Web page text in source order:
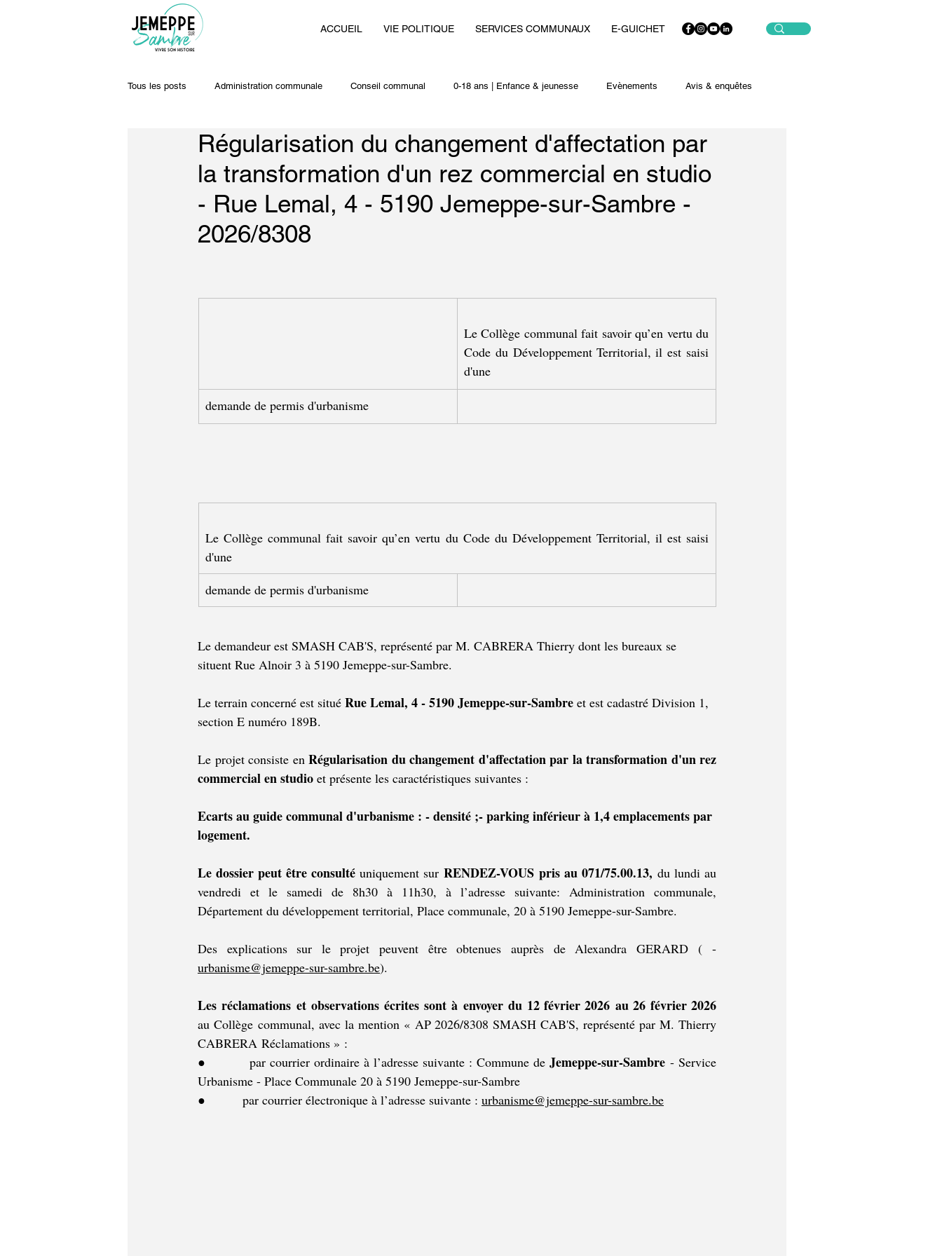
ACCUEIL VIE POLITIQUE SERVICES COMMUNAUX E-GUICHET
Tous les posts Administration communale Conseil communal 0-18 ans | Enfance & jeunesse Evènements Avis & enquêtes
Travaux & voiries Offres d'emploi Autres actualités
Régularisation du changement d'affectation par
la transformation d'un rez commercial en studio
- Rue Lemal, 4 - 5190 Jemeppe-sur-Sambre -
2026/8308
Le Collège communal fait savoir qu’en vertu du
Code du Développement Territorial, il est saisi
d'une
demande de permis d'urbanisme
Le Collège communal fait savoir qu’en vertu du Code du Développement Territorial, il est saisi
d'une
demande de permis d'urbanisme
Le demandeur est SMASH CAB'S, représenté par M. CABRERA Thierry dont les bureaux se
situent Rue Alnoir 3 à 5190 Jemeppe-sur-Sambre.
Le terrain concerné est situé Rue Lemal, 4 - 5190 Jemeppe-sur-Sambre et est cadastré Division 1,
section E numéro 189B.
Le projet consiste en Régularisation du changement d'affectation par la transformation d'un rez
commercial en studio et présente les caractéristiques suivantes :
Ecarts au guide communal d'urbanisme : - densité ;- parking inférieur à 1,4 emplacements par
logement.
Le dossier peut être consulté uniquement sur RENDEZ-VOUS pris au 071/75.00.13, du lundi au
vendredi et le samedi de 8h30 à 11h30, à l’adresse suivante: Administration communale,
Département du développement territorial, Place communale, 20 à 5190 Jemeppe-sur-Sambre.
urbanisme@jemeppe-sur-sambre.be).
au Collège communal, avec la mention « AP 2026/8308 SMASH CAB'S, représenté par M. Thierry
CABRERA Réclamations » :
●         par courrier ordinaire à l’adresse suivante : Commune de Jemeppe-sur-Sambre - Service
Urbanisme - Place Communale 20 à 5190 Jemeppe-sur-Sambre
●         par courrier électronique à l’adresse suivante : urbanisme@jemeppe-sur-sambre.be